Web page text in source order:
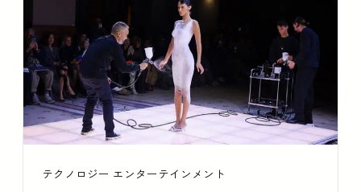
テクノロジー エンターテインメント